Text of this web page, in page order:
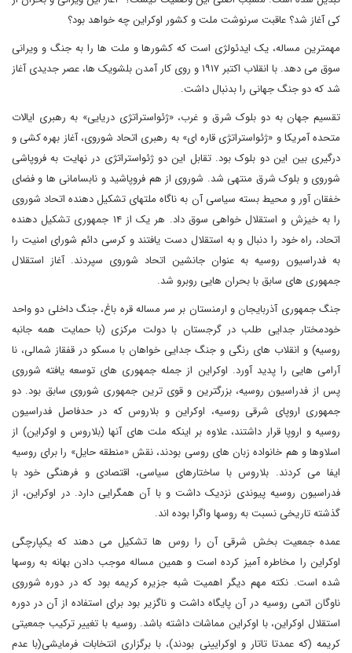
کی آغاز شد؟ عاقبت سرنوشت ملت و کشور اوکراین چه خواهد بود؟
مهمترین مساله، یک ایدئولژی است که کشورها و ملت ها را به جنگ و ویرانی
سوق می دهد. با انقلاب اکتبر ۱۹۱۷ و روی کار آمدن بلشویک ها، عصر جدیدی آغاز
شد که دو جنگ جهانی را بدنبال داشت.
تقسیم جهان به دو بلوک شرق و غرب، «ژئواستراتژی دریایی» به رهبری ایالات
متحده آمریکا و «ژئواستراتژی قاره ای» به رهبری اتحاد شوروی، آغاز بهره کشی و
درگیری بین این دو بلوک بود. تقابل این دو ژئواستراتژی در نهایت به فروپاشی
شوروی و بلوک شرق منتهی شد. شوروی از هم فروپاشید و نابسامانی ها و فضای
خفقان آور و محیط بسته سیاسی آن به ناگاه ملتهای تشکیل دهنده اتحاد شوروی
را به خیزش و استقلال خواهی سوق داد. هر یک از ۱۴ جمهوری تشکیل دهنده
اتحاد، راه خود را دنبال و به استقلال دست یافتند و کرسی دائم شورای امنیت را
به فدراسیون روسیه به عنوان جانشین اتحاد شوروی سپردند. آغاز استقلال
جمهوری های سابق با بحران هایی روبرو شد.
جنگ جمهوری آذربایجان و ارمنستان بر سر مساله قره باغ، جنگ داخلی دو واحد
خودمختار جدایی طلب در گرجستان با دولت مرکزی (با حمایت همه جانبه
روسیه) و انقلاب های رنگی و جنگ جدایی خواهان با مسکو در قفقاز شمالی، نا
آرامی هایی را پدید آورد. اوکراین از جمله جمهوری های توسعه یافته شوروی
پس از فدراسیون روسیه، بزرگترین و قوی ترین جمهوری شوروی سابق بود. دو
جمهوری اروپای شرقی روسیه، اوکراین و بلاروس که در حدفاصل فدراسیون
روسیه و اروپا قرار داشتند، علاوه بر اینکه ملت های آنها (بلاروس و اوکراین) از
اسلاوها و هم خانواده زبان های روسی بودند، نقش «منطقه حایل» را برای روسیه
ایفا می کردند. بلاروس با ساختارهای سیاسی، اقتصادی و فرهنگی خود با
فدراسیون روسیه پیوندی نزدیک داشت و با آن همگرایی دارد. در اوکراین، از
گذشته تاریخی نسبت به روسها واگرا بوده اند.
عمده جمعیت بخش شرقی آن را روس ها تشکیل می دهند که یکپارچگی
اوکراین را مخاطره آمیز کرده است و همین مساله موجب دادن بهانه به روسها
شده است. نکته مهم دیگر اهمیت شبه جزیره کریمه بود که در دوره شوروی
ناوگان اتمی روسیه در آن پایگاه داشت و ناگزیر بود برای استفاده از آن در دوره
استقلال اوکراین، با اوکراین مماشات داشته باشد. روسیه با تغییر ترکیب جمعیتی
کریمه (که عمدتا تاتار و اوکرایینی بودند)، با برگزاری انتخابات فرمایشی(با عدم